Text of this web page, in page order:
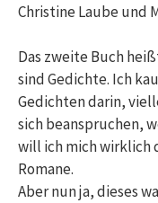
Christine Laube und
Das zweite Buch
sind Gedichte. Ich
Gedichten darin,
sich beanspruchen,
will ich mich wirklich
Romane.
Aber nun ja, dieses